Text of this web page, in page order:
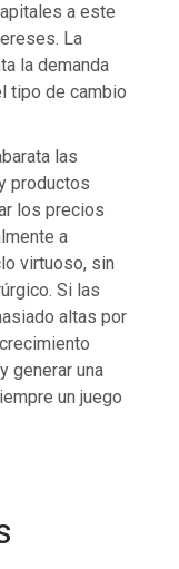
a este
La
la demanda
tipo de cambio
las
productos
los precios
a
virtuoso, sin
Si las
altas por
generar una
un juego